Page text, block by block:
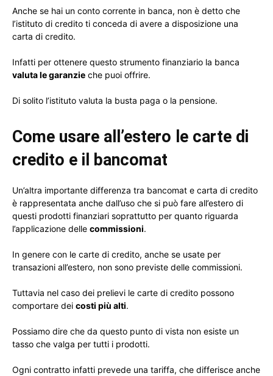
Anche se hai un conto corrente in banca, non è detto che
l’istituto di credito ti conceda di avere a disposizione una
carta di credito.
Infatti per ottenere questo strumento finanziario la banca
valuta le garanzie che puoi offrire.
Di solito l’istituto valuta la busta paga o la pensione.
Come usare all’estero le carte di
credito e il bancomat
Un’altra importante differenza tra bancomat e carta di credito
è rappresentata anche dall’uso che si può fare all’estero di
questi prodotti finanziari soprattutto per quanto riguarda
l’applicazione delle commissioni.
In genere con le carte di credito, anche se usate per
transazioni all’estero, non sono previste delle commissioni.
Tuttavia nel caso dei prelievi le carte di credito possono
comportare dei costi più alti.
Possiamo dire che da questo punto di vista non esiste un
tasso che valga per tutti i prodotti.
Ogni contratto infatti prevede una tariffa, che differisce anche